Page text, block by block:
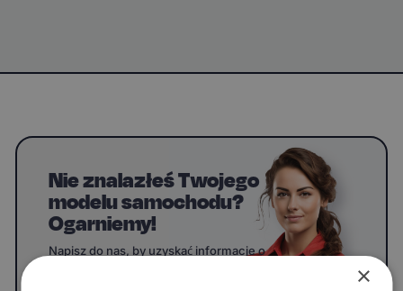
Nie znalazłeś Twojego
modelu samochodu?
Ogarniemy!
Napisz do nas, by uzyskać informacje o
×